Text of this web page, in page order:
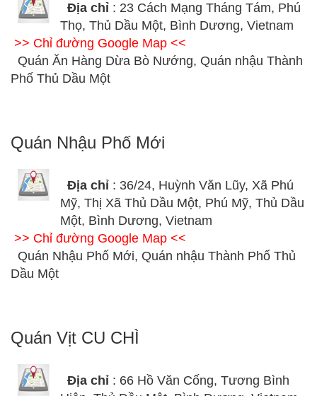
Địa chỉ : 23 Cách Mạng Tháng Tám, Phú
Thọ, Thủ Dầu Một, Bình Dương, Vietnam
>> Chỉ đường Google Map <<
Quán Ăn Hàng Dừa Bò Nướng, Quán nhậu Thành
Phố Thủ Dầu Một
Quán Nhậu Phố Mới
Địa chỉ : 36/24, Huỳnh Văn Lũy, Xã Phú
Mỹ, Thị Xã Thủ Dầu Một, Phú Mỹ, Thủ Dầu
Một, Bình Dương, Vietnam
>> Chỉ đường Google Map <<
Quán Nhậu Phố Mới, Quán nhậu Thành Phố Thủ
Dầu Một
Quán Vịt CU CHÌ
Địa chỉ : 66 Hồ Văn Cống, Tương Bình